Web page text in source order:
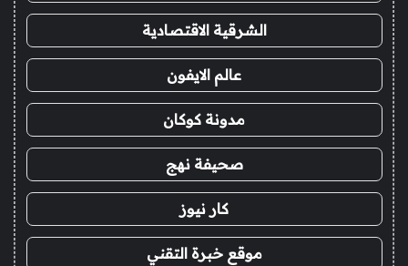
الشرقية الاقتصادية
عالم الايفون
مدونة كوكان
صحيفة نهج
كار نيوز
موقع خبرة التقني